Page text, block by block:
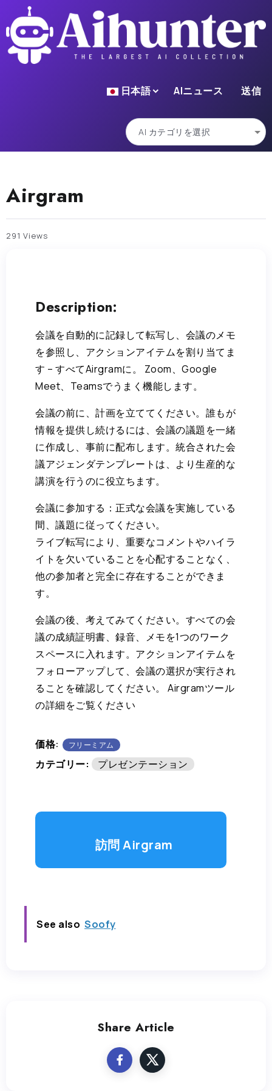
日本語 AIニュース 送信
Airgram
291 Views
Description:
会議を自動的に記録して転写し、会議のメモ
を参照し、アクションアイテムを割り当てま
す – すべてAirgramに。 Zoom、Google
Meet、Teamsでうまく機能します。
会議の前に、計画を立ててください。誰もが
情報を提供し続けるには、会議の議題を一緒
に作成し、事前に配布します。統合された会
議アジェンダテンプレートは、より生産的な
講演を行うのに役立ちます。
会議に参加する：正式な会議を実施している
間、議題に従ってください。
ライブ転写により、重要なコメントやハイラ
イトを欠いていることを心配することなく、
他の参加者と完全に存在することができま
す。
会議の後、考えてみてください。すべての会
議の成績証明書、録音、メモを1つのワーク
スペースに入れます。アクションアイテムを
フォローアップして、会議の選択が実行され
ることを確認してください。 Airgramツール
の詳細をご覧ください
価格: フリーミアム
カテゴリー: プレゼンテーション
訪問 Airgram
See also Soofy
Share Article